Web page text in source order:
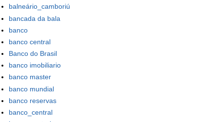
balneário_camboriú
bancada da bala
banco
banco central
Banco do Brasil
banco imobiliario
banco master
banco mundial
banco reservas
banco_central